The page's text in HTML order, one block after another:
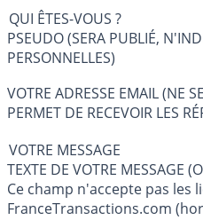
QUI ÊTES-VOUS ?
PSEUDO (SERA PUBLIÉ,
PERSONNELLES)
VOTRE ADRESSE EMAIL (NE
PERMET DE RECEVOIR LES
VOTRE MESSAGE
Ce champ n'accepte pas les
FranceTransactions.com